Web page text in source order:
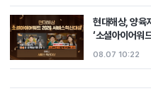
현대해상, 양육
‘소셜아이어워
08.07 10:22